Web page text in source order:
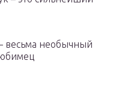
весьма необычный